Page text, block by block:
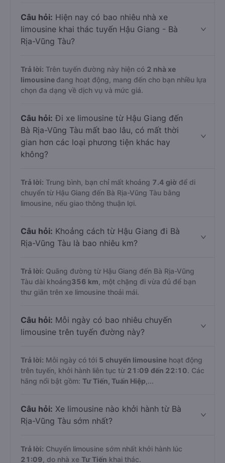
Câu hỏi: Hiện nay có bao nhiêu nhà xe
limousine khai thác tuyến Hậu Giang - Bà
Rịa-Vũng Tàu?
Trả lời: Trên tuyến đường này hiện có 2 nhà xe
limousine đang hoạt động, mang đến cho bạn nhiều lựa
chọn đa dạng về dịch vụ và mức giá.
Câu hỏi: Đi xe limousine từ Hậu Giang đến
Bà Rịa-Vũng Tàu mất bao lâu, có mất thời
gian hơn các loại phương tiện khác hay
không?
Trả lời: Trung bình, bạn chỉ mất khoảng 7.4 giờ để di
chuyển từ Hậu Giang đến Bà Rịa-Vũng Tàu bằng
limousine, nếu giao thông thuận lợi.
Câu hỏi: Khoảng cách từ Hậu Giang đi Bà
Rịa-Vũng Tàu là bao nhiêu km?
Trả lời: Quãng đường từ Hậu Giang đến Bà Rịa-Vũng
Tàu dài khoảng356 km , một chặng đi vừa đủ để bạn
thư giãn trên xe limousine thoải mái.
Câu hỏi: Mỗi ngày có bao nhiêu chuyến
limousine trên tuyến đường này?
Trả lời: Mỗi ngày có tới 5 chuyến limousine hoạt động
trên tuyến, khởi hành liên tục từ 21:09 đến 22:10. Các
hãng nổi bật gồm: Tư Tiến, Tuấn Hiệp ,...
Câu hỏi: Xe limousine nào khởi hành từ Bà
Rịa-Vũng Tàu sớm nhất?
Trả lời: Chuyến limousine sớm nhất khởi hành lúc
21:09 , do nhà xe Tư Tiến khai thác.